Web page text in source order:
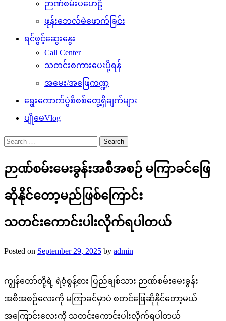
ဉာဏ်စမ်းပဟေဠိ
ဖုန်းဘေလ်မဲဖောက်ခြင်း
ရင်ဖွင့်ဆွေးနွေး
Call Center
သတင်းစကားပေးပို့ရန်
အမေး/အဖြေကဏ္ဍ
ရွေးကောက်ပွဲစိစစ်တွေ့ရှိချက်များ
ပျိုမေVlog
Search
for:
ဉာဏ်စမ်းမေးခွန်းအစီအစဉ် မကြာခင်ဖြေ
ဆိုနိုင်တော့မည်ဖြစ်ကြောင်း
သတင်းကောင်းပါးလိုက်ရပါတယ်
Posted on September 29, 2025 by admin
ကျွန်တော်တို့ရဲ့ ရဲဝံ့စွန့်စား ပြည်ချစ်သား ဉာဏ်စမ်းမေးခွန်း
အစီအစဉ်လေးကို မကြာခင်မှာပဲ စတင်ဖြေဆိုနိုင်တော့မယ်
အကြောင်းလေးကို သတင်းကောင်းပါးလိုက်ရပါတယ်